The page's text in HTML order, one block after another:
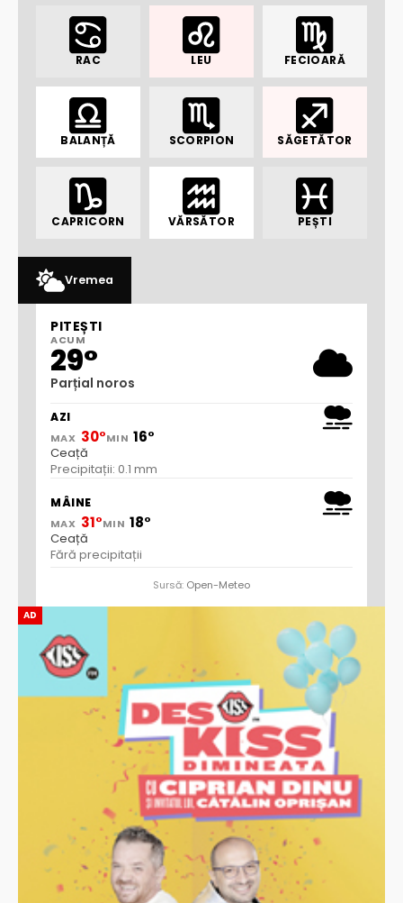
AD
RAC LEU FECIOARĂ
BALANȚĂ SCORPION SĂGETĂTOR
CAPRICORN VĂRSĂTOR PEȘTI
Vremea
PITEȘTI
ACUM
29°
Parțial noros
AZI
MAX 30°MIN 16°
Ceață
Precipitații: 0.1 mm
MÂINE
MAX 31°MIN 18°
Ceață
Fără precipitații
Sursă: Open-Meteo